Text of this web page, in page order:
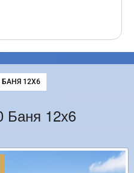
CURRENT:
БАНЯ 12Х6
Баня 12х6